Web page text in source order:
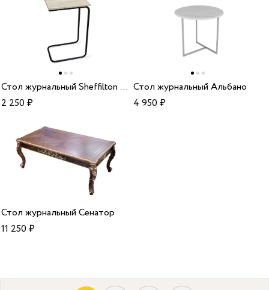
Стол журнальный Sheffilton SHT-CT9
2 250₽
Стол журнальный Альбано
4 950₽
Стол журнальный Сенатор
11 250₽